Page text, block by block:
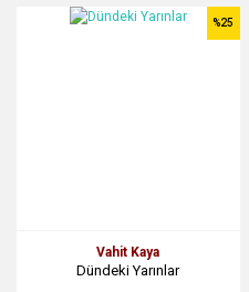
Vahit Kaya
Dündeki Yarınlar
%25